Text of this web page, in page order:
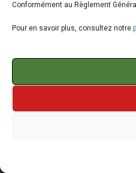
Conformément au Règlement
Pour en savoir plus, consultez notre